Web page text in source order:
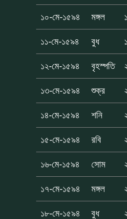
১০-মে-১৫৯৪ মঙ্গল
১১-মে-১৫৯৪ বুধ
১২-মে-১৫৯৪ বৃহস্পতি
১৩-মে-১৫৯৪ শুক্র
১৪-মে-১৫৯৪ শনি
১৫-মে-১৫৯৪ রবি
১৬-মে-১৫৯৪ সোম
১৭-মে-১৫৯৪ মঙ্গল
১৮-মে-১৫৯৪ বুধ